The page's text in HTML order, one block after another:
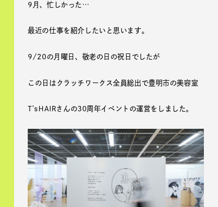
9月、忙しかった…
最近の仕事を紹介したいと思います。
9/20の月曜日、敬老の日の祝日でしたが
この日はクラッチワークス全員総出で豊明市の美容室
T’sHAIRさんの30周年イベントの運営をしました。